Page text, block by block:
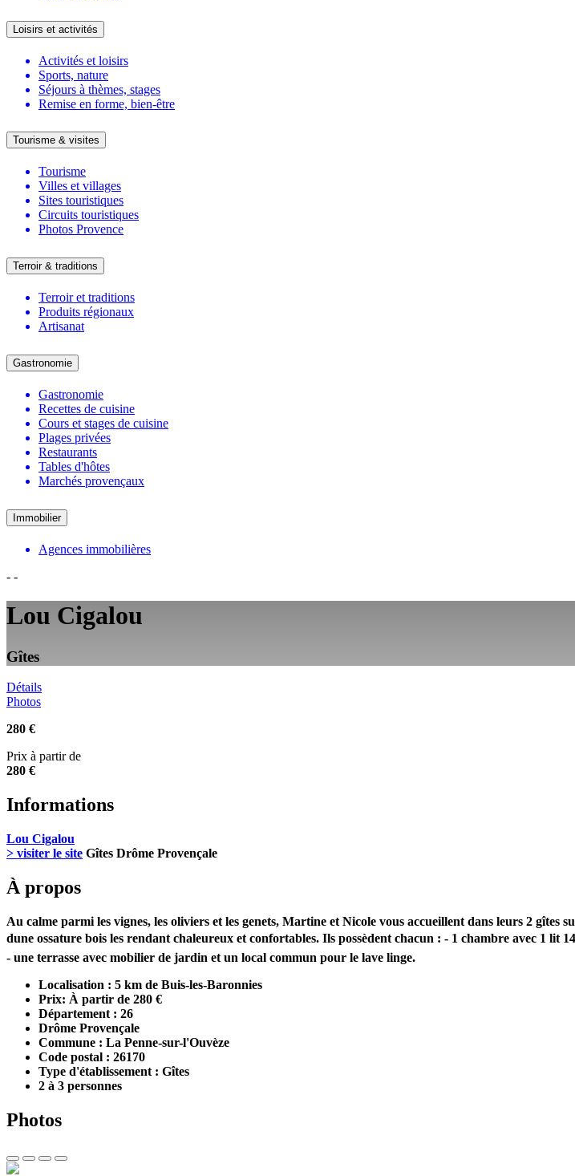
Loisirs et activités
Activités et loisirs
Sports, nature
Séjours à thèmes, stages
Remise en forme, bien-être
Tourisme & visites
Tourisme
Villes et villages
Sites touristiques
Circuits touristiques
Photos Provence
Terroir & traditions
Terroir et traditions
Produits régionaux
Artisanat
Gastronomie
Gastronomie
Recettes de cuisine
Cours et stages de cuisine
Plages privées
Restaurants
Tables d'hôtes
Marchés provençaux
Immobilier
Agences immobilières
- -
Lou Cigalou
Gîtes
Détails
Photos
280 €
Prix à partir de
280 €
Informations
Lou Cigalou
> visiter le site Gîtes Drôme Provençale
À propos
Au calme parmi les vignes, les oliviers et les genets, Martine et Nicole vous accueillent dans leurs 2
dune ossature bois les rendant chaleureux et confortables. Ils possèdent chacun : - 1 chambre avec 1 lit
- une terrasse avec mobilier de jardin et un local commun pour le lave linge.
Localisation : 5 km de Buis-les-Baronnies
Prix: À partir de 280 €
Département : 26
Drôme Provençale
Commune : La Penne-sur-l'Ouvèze
Code postal : 26170
Type d'établissement : Gîtes
2 à 3 personnes
Photos